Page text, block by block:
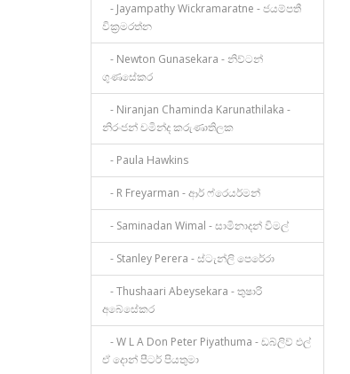
- Jayampathy Wickramaratne - ජයම්පතී
වික්‍රමරත්න
- Newton Gunasekara - නිව්ටන්
ගුණසේකර
- Niranjan Chaminda Karunathilaka -
නිරංජන් චමින්ද කරුණාතිලක
- Paula Hawkins
- R Freyarman - ආර් ෆ්රෙයර්මන්
- Saminadan Wimal - සාමිනාදන් විමල්
- Stanley Perera - ස්ටැන්ලි පෙරේරා
- Thushaari Abeysekara - තුෂාරි
අබේසේකර
- W L A Don Peter Piyathuma - ඩබ්ලිව් එල්
ඒ දොන් පීටර් පියතුමා